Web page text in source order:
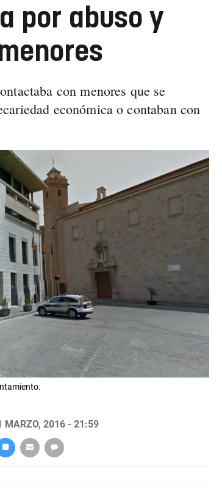
por abuso y
con menores que se
económica o contaban con
2016 - 21:59